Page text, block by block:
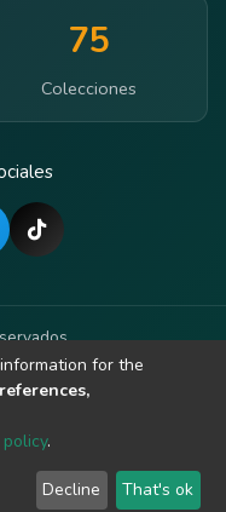
75
Colecciones
Accesibilidad
for the
.
Decline That's ok